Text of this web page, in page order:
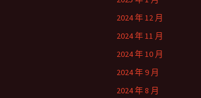
2024 年 12 月
2024 年 11 月
2024 年 10 月
2024 年 9 月
2024 年 8 月